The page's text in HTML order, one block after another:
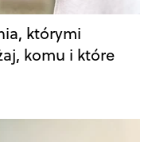
którymi
komu i które